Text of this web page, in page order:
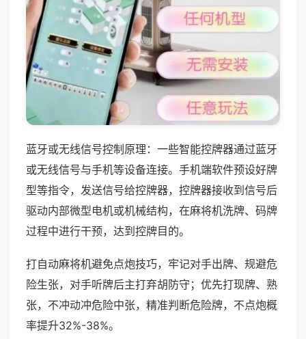
蓝牙或无线信号控制原理：一些智能控牌器通过蓝牙
或无线信号与手机等设备连接。手机端软件预设好牌
型等指令，发送信号给控牌器，控牌器接收到信号后
驱动内部微型电机或机械结构，在麻将机洗牌、码牌
过程中进行干预，达到控牌目的。
打自动麻将机避免点炮技巧，牢记对手出牌、规避危
险生张，对手听牌后主打弃胡防守；优先打现牌、熟
张，不冲动冲危险中张，精准判断危险牌，不点炮概
率提升32%-38%。